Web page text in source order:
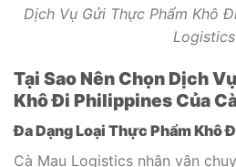
Dịch Vụ Gửi Thực Phẩm Khô
Logistics
Tại Sao Nên Chọn Dịch
Khô Đi Philippines Của
Đa Dạng Loại Thực Phẩm Khô
Cà Mau Logistics nhận vận